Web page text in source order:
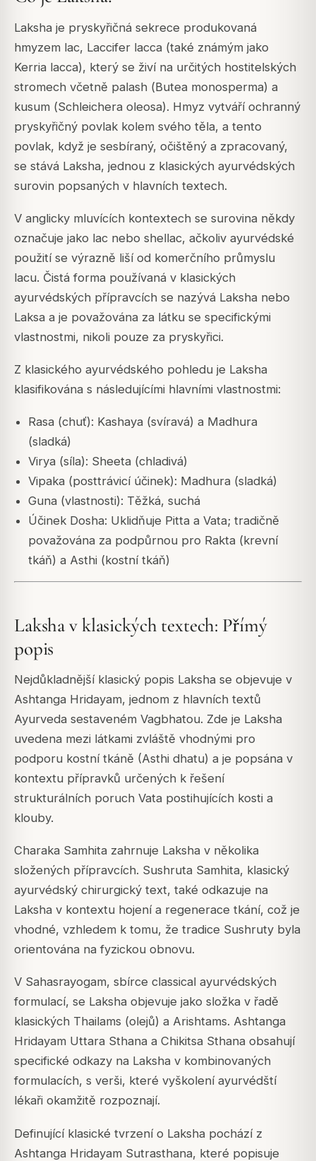
Laksha je pryskyřičná sekrece produkovaná
hmyzem lac, Laccifer lacca (také známým jako
Kerria lacca), který se živí na určitých hostitelských
stromech včetně palash (Butea monosperma) a
kusum (Schleichera oleosa). Hmyz vytváří ochranný
pryskyřičný povlak kolem svého těla, a tento
povlak, když je sesbíraný, očištěný a zpracovaný,
se stává Laksha, jednou z klasických ayurvédských
surovin popsaných v hlavních textech.
V anglicky mluvících kontextech se surovina někdy
označuje jako lac nebo shellac, ačkoliv ayurvédské
použití se výrazně liší od komerčního průmyslu
lacu. Čistá forma používaná v klasických
ayurvédských přípravcích se nazývá Laksha nebo
Laksa a je považována za látku se specifickými
vlastnostmi, nikoli pouze za pryskyřici.
Z klasického ayurvédského pohledu je Laksha
klasifikována s následujícími hlavními vlastnostmi:
Rasa (chuť): Kashaya (svíravá) a Madhura
(sladká)
Virya (síla): Sheeta (chladivá)
Vipaka (posttrávicí účinek): Madhura (sladká)
Guna (vlastnosti): Těžká, suchá
Účinek Dosha: Uklidňuje Pitta a Vata; tradičně
považována za podpůrnou pro Rakta (krevní
tkáň) a Asthi (kostní tkáň)
Laksha v klasických textech: Přímý
popis
Nejdůkladnější klasický popis Laksha se objevuje v
Ashtanga Hridayam, jednom z hlavních textů
Ayurveda sestaveném Vagbhatou. Zde je Laksha
uvedena mezi látkami zvláště vhodnými pro
podporu kostní tkáně (Asthi dhatu) a je popsána v
kontextu přípravků určených k řešení
strukturálních poruch Vata postihujících kosti a
klouby.
Charaka Samhita zahrnuje Laksha v několika
složených přípravcích. Sushruta Samhita, klasický
ayurvédský chirurgický text, také odkazuje na
Laksha v kontextu hojení a regenerace tkání, což je
vhodné, vzhledem k tomu, že tradice Sushruty byla
orientována na fyzickou obnovu.
V Sahasrayogam, sbírce classical ayurvédských
formulací, se Laksha objevuje jako složka v řadě
klasických Thailams (olejů) a Arishtams. Ashtanga
Hridayam Uttara Sthana a Chikitsa Sthana obsahují
specifické odkazy na Laksha v kombinovaných
formulacích, s verši, které vyškolení ayurvédští
lékaři okamžitě rozpoznají.
Definující klasické tvrzení o Laksha pochází z
Ashtanga Hridayam Sutrasthana, které popisuje